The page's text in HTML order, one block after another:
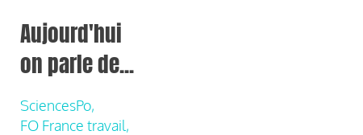
Aujourd'hui
on parle de...
SciencesPo,
FO France travail,